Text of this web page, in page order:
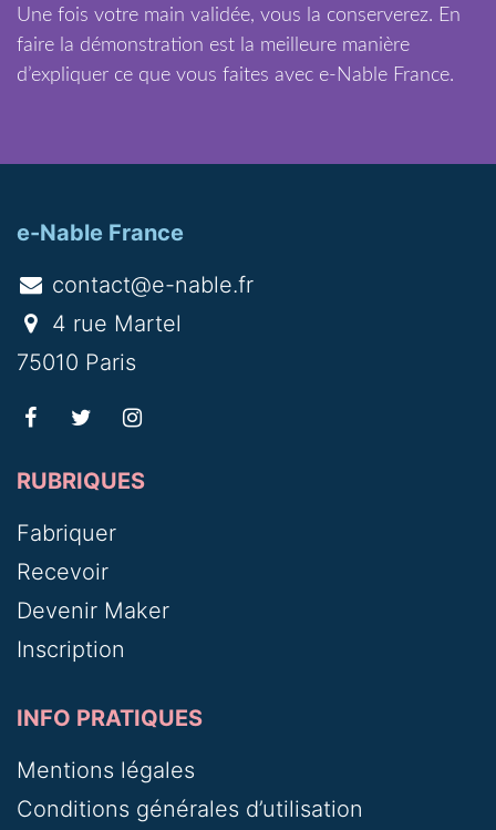
Une fois votre main validée, vous la conserverez. En
faire la démonstration est la meilleure manière
d’expliquer ce que vous faites avec e-Nable France.
e-Nable France
contact@e-nable.fr
4 rue Martel
75010 Paris
RUBRIQUES
Fabriquer
Recevoir
Devenir Maker
Inscription
INFO PRATIQUES
Mentions légales
Conditions générales d’utilisation